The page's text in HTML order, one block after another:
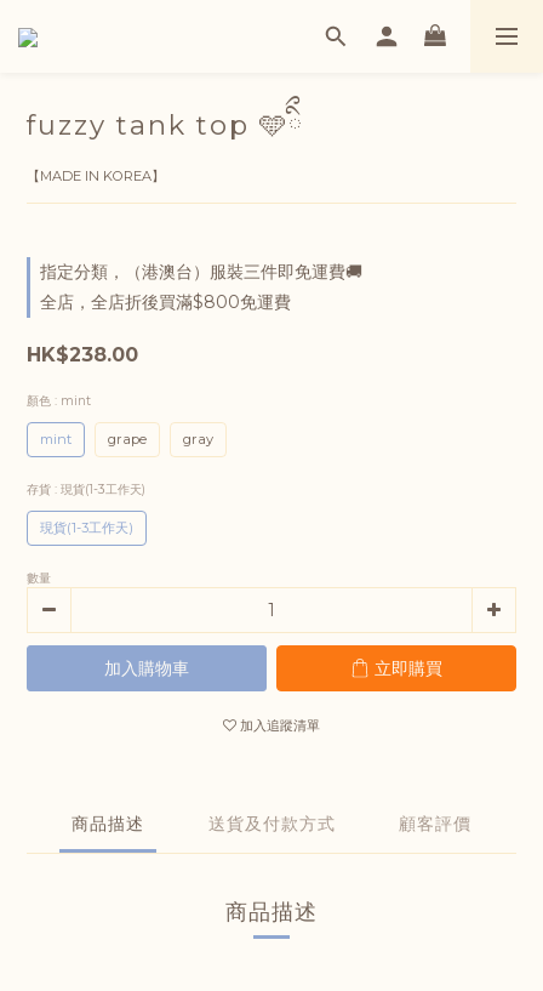
fuzzy tank top 🩵ིྀ
【MADE IN KOREA】
指定分類，（港澳台）服裝三件即免運費🚚
全店，全店折後買滿$800免運費
HK$238.00
顏色 : mint
mint grape gray
存貨 : 現貨(1-3工作天)
現貨(1-3工作天)
數量
加入購物車 立即購買
加入追蹤清單
商品描述 送貨及付款方式 顧客評價
商品描述